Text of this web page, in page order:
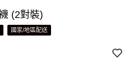
(2對裝)
國家/地區配送